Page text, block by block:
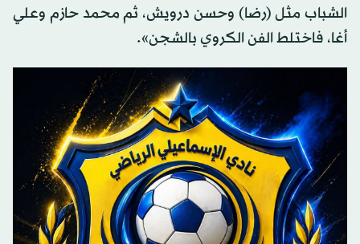
الشباب مثل (رضا) وحسن درويش، ثم محمد حازم وعلي
أغا، فاختلط الفن الكروي بالشجن».